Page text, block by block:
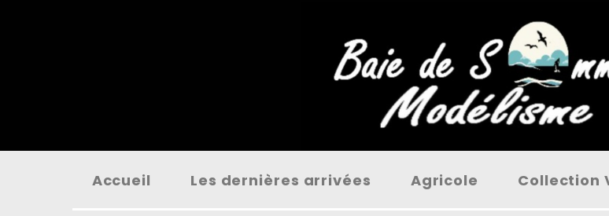
Accueil Les dernières arrivées Agricole Collection